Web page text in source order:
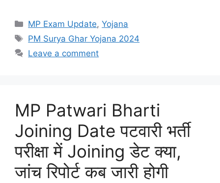
Categories
MP Exam Update,Yojana
Tags
PM Surya Ghar Yojana 2024
Leave a comment
MP Patwari Bharti
Joining Date पटवारी भर्ती
परीक्षा में Joining डेट क्या,
जांच रिपोर्ट कब जारी होगी